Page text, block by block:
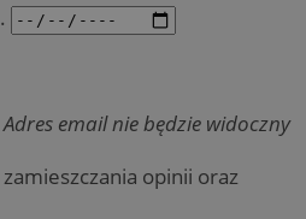
Adres email nie będzie widoczny
opinii oraz